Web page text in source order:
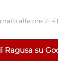
alle ore 21:41
su